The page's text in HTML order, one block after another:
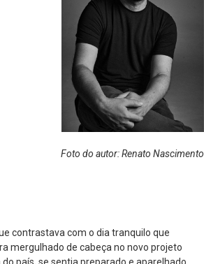
Foto do autor: Renato Nascimento
contrastava com o dia tranquilo que
mergulhado de cabeça no novo projeto